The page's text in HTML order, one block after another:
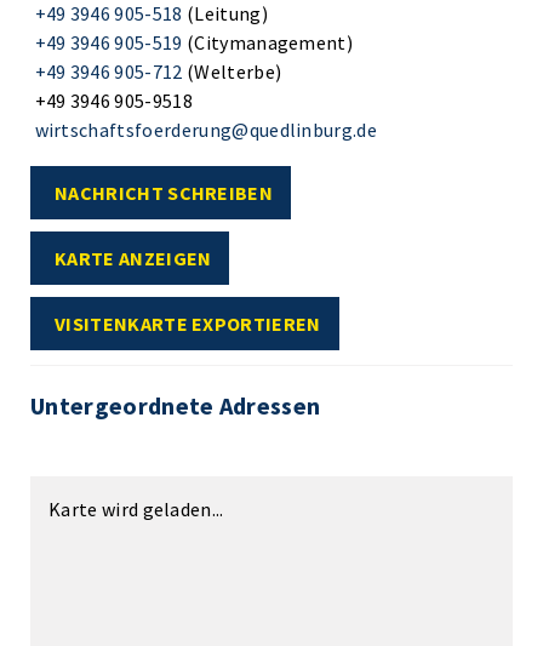
+49 3946 905-518 (Leitung)
+49 3946 905-519 (Citymanagement)
+49 3946 905-712 (Welterbe)
+49 3946 905-9518
wirtschaftsfoerderung@quedlinburg.de
NACHRICHT SCHREIBEN
KARTE ANZEIGEN
VISITENKARTE EXPORTIEREN
Untergeordnete Adressen
Karte wird geladen...